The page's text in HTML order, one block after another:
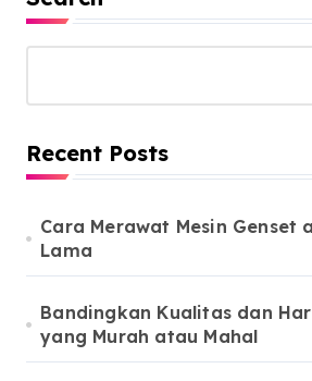
Recent Posts
Cara Merawat Mesin Genset
Lama
Bandingkan Kualitas dan
yang Murah atau Mahal